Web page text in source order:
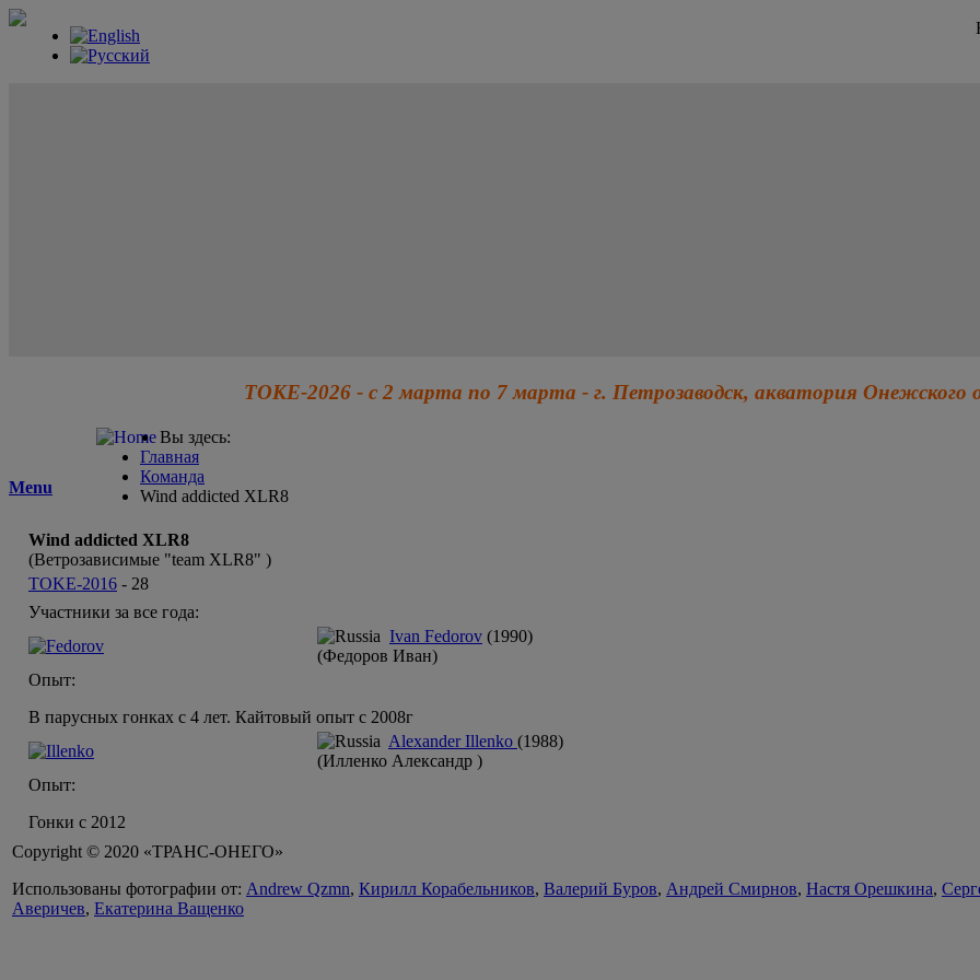
ТОКЕ-2026 - с 2 марта по 7 марта - г. Петрозаводск, акватория Онежского
Menu
Вы здесь:
Главная
Команда
Wind addicted XLR8
Wind addicted XLR8
(Ветрозависимые "team XLR8" )
TOKE-2016 - 28
Участники за все года:
Ivan Fedorov (1990)
(Федоров Иван)
Опыт:
В парусных гонках с 4 лет. Кайтовый опыт с 2008г
Alexander Illenko (1988)
(Илленко Александр )
Опыт:
Гонки с 2012
Copyright © 2020 «ТРАНС-ОНЕГО»
Использованы фотографии от: Andrew Qzmn, Кирилл Корабельников, Валерий Буров, Андрей Смирнов, Настя Орешкина,
Аверичев, Екатерина Ващенко